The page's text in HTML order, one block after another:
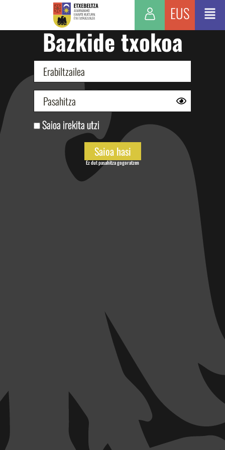
EUS
Bazkide txokoa
Saioa irekita utzi
Ez dut pasahitza gogoratzen